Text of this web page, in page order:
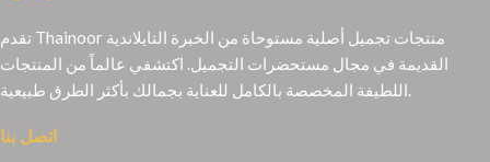
تقدم Thainoor منتجات تجميل أصلية مستوحاة من الخبرة التايلاندية
القديمة في مجال مستحضرات التجميل. اكتشفي عالماً من المنتجات
اللطيفة المخصصة بالكامل للعناية بجمالك بأكثر الطرق طبيعية.
اتصل بنا